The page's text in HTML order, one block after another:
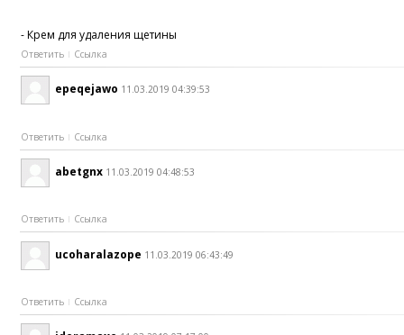
- Крем для удаления щетины
Ответить Ссылка
epeqejawo 11.03.2019 04:39:53
Ответить Ссылка
abetgnx 11.03.2019 04:48:53
Ответить Ссылка
ucoharalazope 11.03.2019 06:43:49
Ответить Ссылка